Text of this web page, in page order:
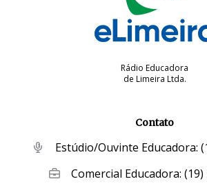
Rádio Educadora
de Limeira Ltda.
Contato
Estúdio/Ouvinte Educadora:
Comercial Educadora:(19)